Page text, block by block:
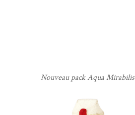
Nouveau pack Aqua Mirabilis